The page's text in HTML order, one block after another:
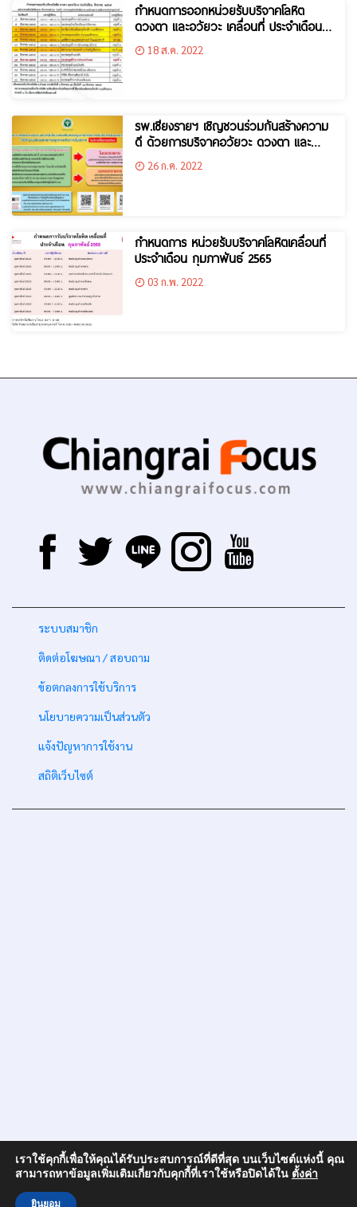
กำหนดการออกหน่วยรับบริจาคโลหิต
ดวงตา และอวัยวะ เคลื่อนที่ ประจำเดือน
สิงหาคม 2565
18 ส.ค. 2022
รพ.เชียงรายฯ เชิญชวนร่วมกันสร้างความ
ดี ด้วยการบริจาคอวัยวะ ดวงตา และ
ร่างกาย
26 ก.ค. 2022
กำหนดการ หน่วยรับบริจาคโลหิตเคลื่อนที่
ประจำเดือน กุมภาพันธ์ 2565
03 ก.พ. 2022
เราใช้คุกกี้เพื่อให้คุณได้รับประสบการณ์ที่ดีที่สุด บนเว็บไซต์แห่งนี้ คุณ
สามารถหาข้อมูลเพิ่มเติมเกี่ยวกับคุกกี้ที่เราใช้หรือปิดได้ใน ตั้งค่า
ยินยอม
ระบบสมาชิก
ติดต่อโฆษณา / สอบถาม
ข้อตกลงการใช้บริการ
นโยบายความเป็นส่วนตัว
แจ้งปัญหาการใช้งาน
สถิติเว็บไซต์